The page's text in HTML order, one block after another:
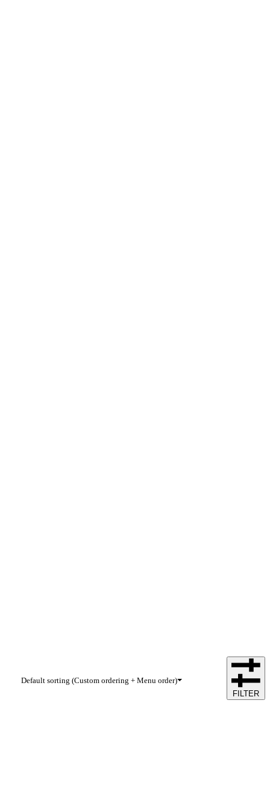
Default sorting (Custom ordering + Menu order)
FILTER